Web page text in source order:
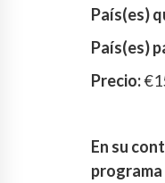
País(es)
País(es)
Precio:
En su